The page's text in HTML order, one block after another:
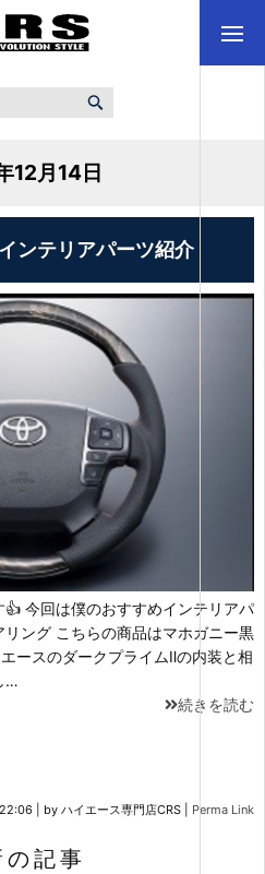
12月14日
ンテリアパーツ紹介
今回は僕のおすすめインテリアパ
ング こちらの商品はマホガニー黒
ースのダークプライムⅡの内装と相
…
続きを読む
by ハイエース専門店CRS Perma Link
の記事